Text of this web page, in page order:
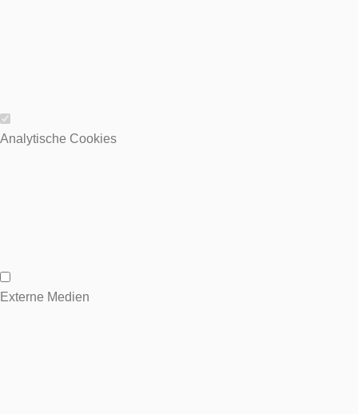
Wesentliche Cookies
Analytische Cookies
Analytische Cookies
Externe Medien